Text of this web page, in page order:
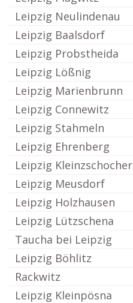
Leipzig Neulindenau
Leipzig Baalsdorf
Leipzig Probstheida
Leipzig Lößnig
Leipzig Marienbrunn
Leipzig Connewitz
Leipzig Stahmeln
Leipzig Ehrenberg
Leipzig Kleinzschocher
Leipzig Meusdorf
Leipzig Holzhausen
Leipzig Lützschena
Taucha bei Leipzig
Leipzig Böhlitz
Rackwitz
Leipzig Kleinpösna